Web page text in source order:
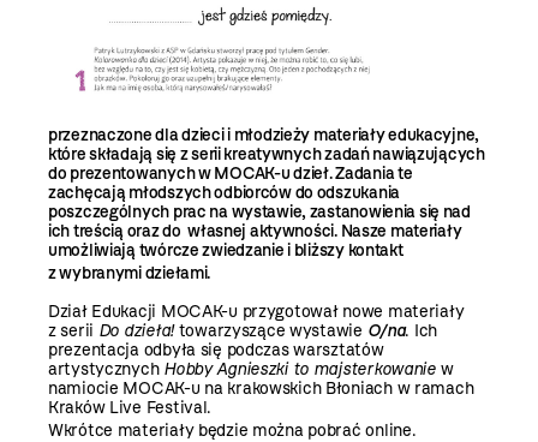
przeznaczone dla dzieci i młodzieży materiały edukacyjne,
które składają się z serii kreatywnych zadań nawiązujących
do prezentowanych w MOCAK-u dzieł. Zadania te
zachęcają młodszych odbiorców do odszukania
poszczególnych prac na wystawie, zastanowienia się nad
ich treścią oraz do własnej aktywności. Nasze materiały
umożliwiają twórcze zwiedzanie i bliższy kontakt
z wybranymi dziełami.
Dział Edukacji MOCAK-u przygotował nowe materiały
z serii Do dzieła!towarzyszące wystawie O/na. Ich
prezentacja odbyła się podczas warsztatów
artystycznychHobby Agnieszki to majsterkowanie w
namiocie MOCAK-u na krakowskich Błoniach w ramach
Kraków Live Festival.
Wkrótce materiały będzie można pobrać online.